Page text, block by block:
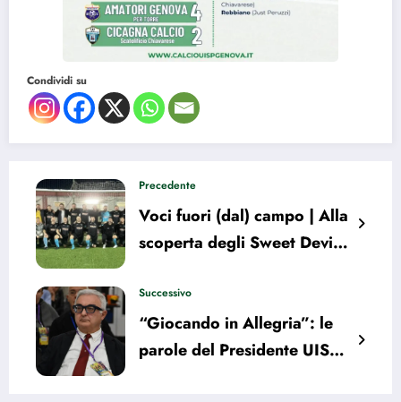
Condividi su
Precedente
Voci fuori (dal) campo | Alla
scoperta degli Sweet Devils
Successivo
“Giocando in Allegria”: le
parole del Presidente UISP